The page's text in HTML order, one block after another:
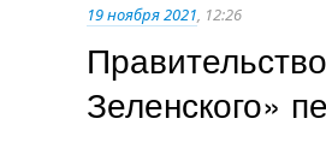
19 ноября 2021, 12:26
Зеленского»